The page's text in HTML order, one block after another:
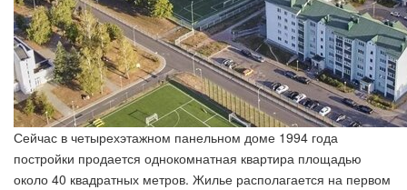
Сейчас в четырехэтажном панельном доме 1994 года
постройки продается однокомнатная квартира площадью
около 40 квадратных метров. Жилье располагается на первом